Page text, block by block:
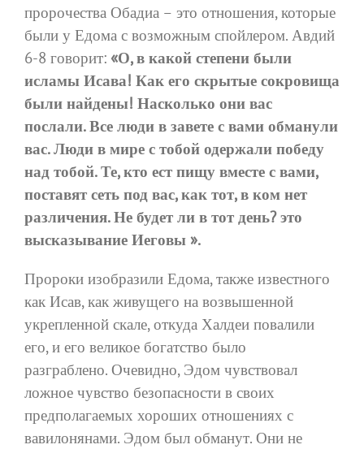
пророчества Обадиа – это отношения, которые
были у Едома с возможным спойлером. Авдий
6-8 говорит: «О, в какой степени были
исламы Исава! Как его скрытые сокровища
были найдены! Насколько они вас
послали. Все люди в завете с вами обманули
вас. Люди в мире с тобой одержали победу
над тобой. Те, кто ест пищу вместе с вами,
поставят сеть под вас, как тот, в ком нет
различения. Не будет ли в тот день? это
высказывание Иеговы ».
Пророки изобразили Едома, также известного
как Исав, как живущего на возвышенной
укрепленной скале, откуда Халдеи повалили
его, и его великое богатство было
разграблено. Очевидно, Эдом чувствовал
ложное чувство безопасности в своих
предполагаемых хороших отношениях с
вавилонянами. Эдом был обманут. Они не